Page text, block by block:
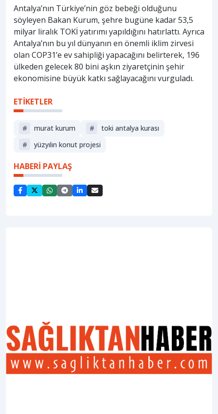
Antalya’nın Türkiye’nin göz bebeği olduğunu
söyleyen Bakan Kurum, şehre bugüne kadar 53,5
milyar liralık TOKİ yatırımı yapıldığını hatırlattı. Ayrıca
Antalya’nın bu yıl dünyanın en önemli iklim zirvesi
olan COP31’e ev sahipliği yapacağını belirterek, 196
ülkeden gelecek 80 bini aşkın ziyaretçinin şehir
ekonomisine büyük katkı sağlayacağını vurguladı.
ETİKETLER
# murat kurum #
toki antalya kurası
#
yüzyılın konut projesi
HABERİ PAYLAŞ